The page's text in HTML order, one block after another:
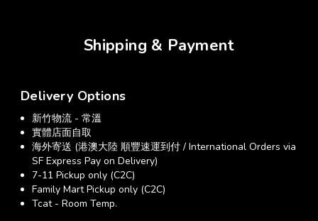
Shipping & Payment
Delivery Options
新竹物流 - 常溫
實體店面自取
海外寄送 (港澳大陸 順豐速運到付 / International Orders via
SF Express Pay on Delivery)
7-11 Pickup only (C2C)
Family Mart Pickup only (C2C)
Tcat - Room Temp.